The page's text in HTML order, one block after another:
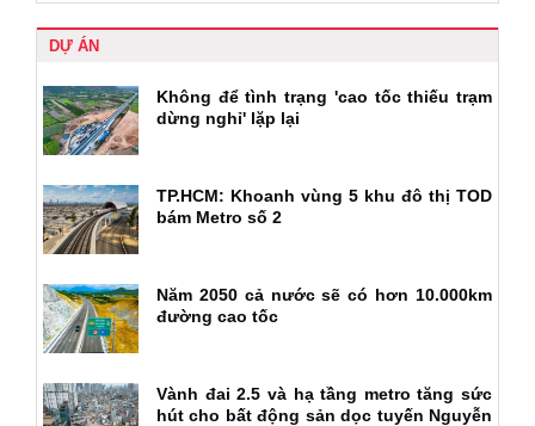
DỰ ÁN
Không để tình trạng 'cao tốc thiếu trạm
dừng nghỉ' lặp lại
TP.HCM: Khoanh vùng 5 khu đô thị TOD
bám Metro số 2
Năm 2050 cả nước sẽ có hơn 10.000km
đường cao tốc
Vành đai 2.5 và hạ tầng metro tăng sức
hút cho bất động sản dọc tuyến Nguyễn